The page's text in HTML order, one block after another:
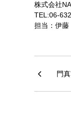
株式会社
TEL:06-
担当：伊藤
門